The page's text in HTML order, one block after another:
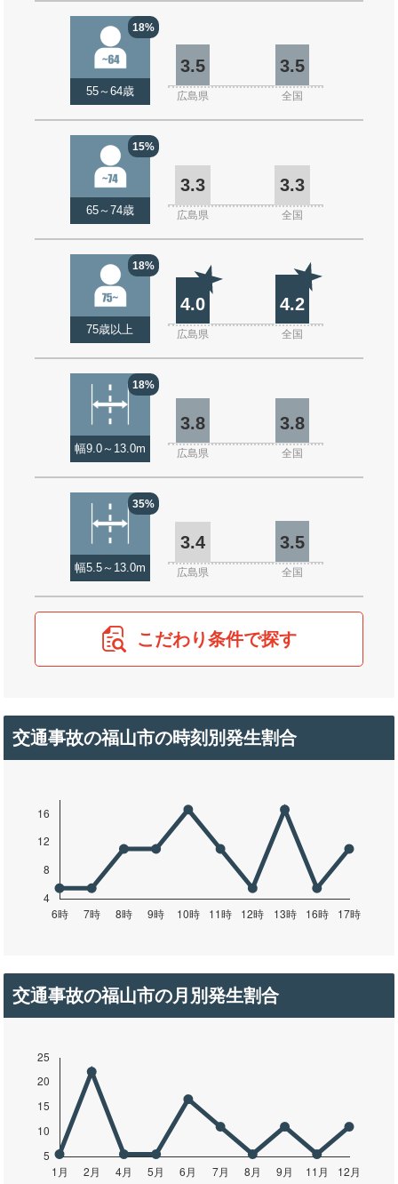
18%
55～64歳
3.5 3.5
広島県 全国
15%
65～74歳
3.3 3.3
広島県 全国
18%
75歳以上
4.0 4.2
広島県 全国
18%
幅9.0～13.0m
3.8 3.8
広島県 全国
35%
幅5.5～13.0m
3.4 3.5
広島県 全国
こだわり条件で探す
交通事故の福山市の時刻別発生割合
交通事故の福山市の月別発生割合